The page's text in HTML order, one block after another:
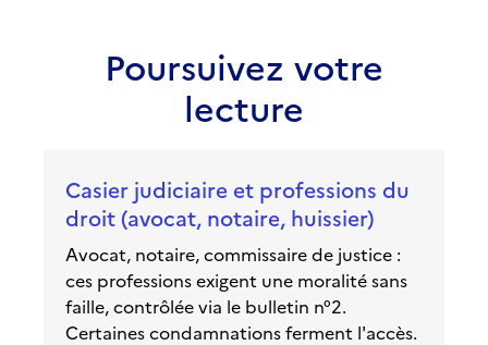
Poursuivez votre
lecture
Casier judiciaire et professions du
droit (avocat, notaire, huissier)
Avocat, notaire, commissaire de justice :
ces professions exigent une moralité sans
faille, contrôlée via le bulletin n°2.
Certaines condamnations ferment l'accès.